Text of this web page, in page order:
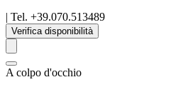
| Tel. +39.070.513489
Verifica disponibilità
A colpo d'occhio